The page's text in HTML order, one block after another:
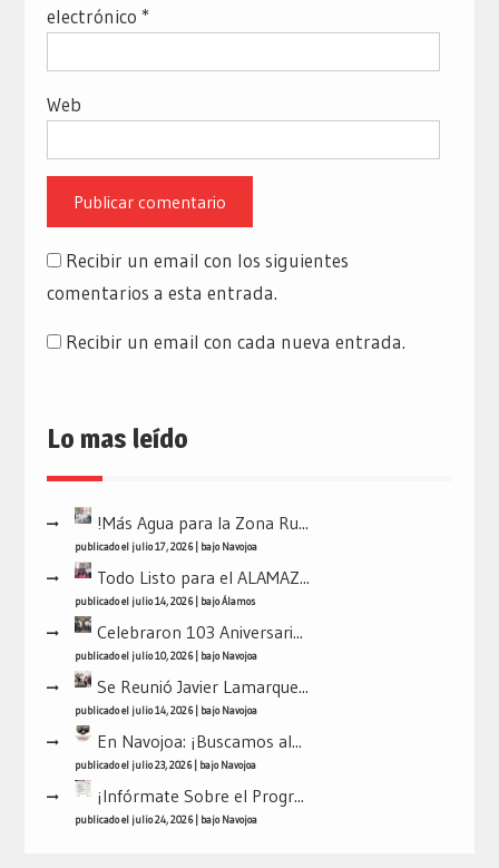
electrónico *
Web
Recibir un email con los siguientes
comentarios a esta entrada.
Recibir un email con cada nueva entrada.
Lo mas leído
!Más Agua para la Zona Ru...
publicado el julio 17, 2026| bajoNavojoa
Todo Listo para el ALAMAZ...
publicado el julio 14, 2026| bajoÁlamos
Celebraron 103 Aniversari...
publicado el julio 10, 2026| bajoNavojoa
Se Reunió Javier Lamarque...
publicado el julio 14, 2026| bajoNavojoa
En Navojoa: ¡Buscamos al...
publicado el julio 23, 2026| bajoNavojoa
¡Infórmate Sobre el Progr...
publicado el julio 24, 2026| bajoNavojoa